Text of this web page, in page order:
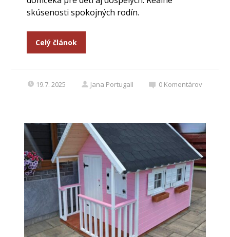
skúsenosti spokojných rodín.
Celý článok
19.7. 2025 Jana Portugall 0 Komentárov